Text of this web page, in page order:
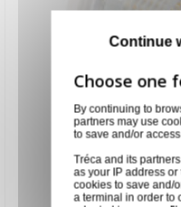
By continuing to
partners may use
to save and/or
Tréca and its
as your IP address
cookies to save and/
a terminal in order to
Continue